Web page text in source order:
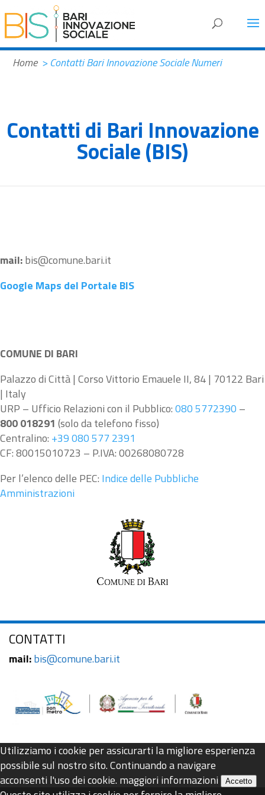
Home > Contatti Bari Innovazione Sociale Numeri
Contatti di Bari Innovazione
Sociale (BIS)
mail:bis@comune.bari.it
Google Maps del Portale BIS
COMUNE DI BARI
Palazzo di Città | Corso Vittorio Emauele II, 84 | 70122 Bari
| Italy
URP – Ufficio Relazioni con il Pubblico:080 5772390 –
800 018291 (solo da telefono fisso)
Centralino: +39 080 577 2391
CF: 80015010723 – P.IVA: 00268080728
Per l’elenco delle PEC: Indice delle Pubbliche
Amministrazioni
CONTATTI
mail:bis@comune.bari.it
Utilizziamo i cookie per assicurarti la migliore esperienza
possibile sul nostro sito. Continuando a navigare
acconsenti l'uso dei cookie. maggiori informazioni Accetto